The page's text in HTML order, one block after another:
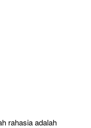
rahasia adalah